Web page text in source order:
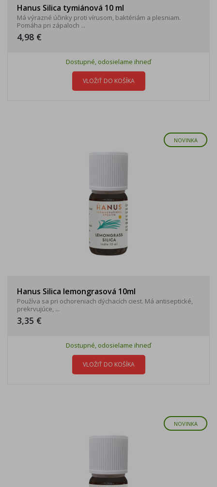
Hanus Silica tymiánová 10 ml
Má výrazné účinky proti vírusom, baktériám a plesniam.
Pomáha pri zápaloch ...
4,98 €
Dostupné, odosielame ihneď
VLOŽIŤ DO KOŠÍKA
NOVINKA
Hanus Silica lemongrasová 10ml
Používa sa pri ochoreniach dýchacích ciest. Má antiseptické,
prekrvujúce, ...
3,35 €
Dostupné, odosielame ihneď
VLOŽIŤ DO KOŠÍKA
NOVINKA